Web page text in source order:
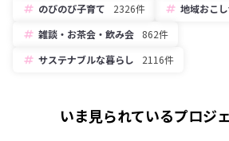
のびのび子育て
2326件 地域おこ
雑談・お茶会・飲み会
862件
サステナブルな暮らし
2116件
いま見られているプロジ